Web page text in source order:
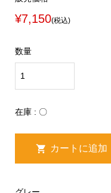
¥7,150(税込)
数量
在庫 : 〇